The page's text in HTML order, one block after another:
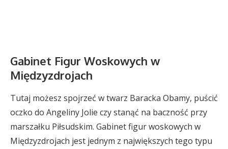
Gabinet Figur Woskowych w
Międzyzdrojach
Tutaj możesz spojrzeć w twarz Baracka Obamy, puścić
oczko do Angeliny Jolie czy stanąć na baczność przy
marszałku Piłsudskim. Gabinet figur woskowych w
Międzyzdrojach jest jednym z największych tego typu